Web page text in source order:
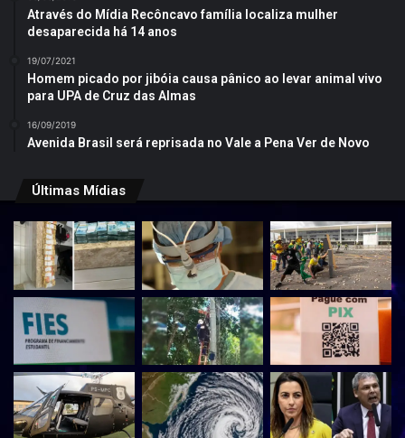
Através do Mídia Recôncavo família localiza mulher
desaparecida há 14 anos
19/07/2021
Homem picado por jibóia causa pânico ao levar animal vivo
para UPA de Cruz das Almas
16/09/2019
Avenida Brasil será reprisada no Vale a Pena Ver de Novo
Últimas Mídias